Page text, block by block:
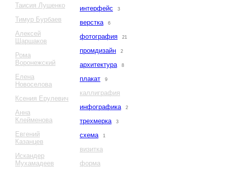
Таисия Лушенко
Тимур Бурбаев
Алексей
Шаршаков
Рома
Воронежский
Елена
Новоселова
Ксения Ерулевич
Анна
Клейменова
Евгений
Казанцев
Искандер
Мухамадеев
интерфейс 3
верстка 6
фотография 21
промдизайн 2
архитектура 8
плакат 9
каллиграфия
инфографика
2
трехмерка 3
схема 1
визитка
форма